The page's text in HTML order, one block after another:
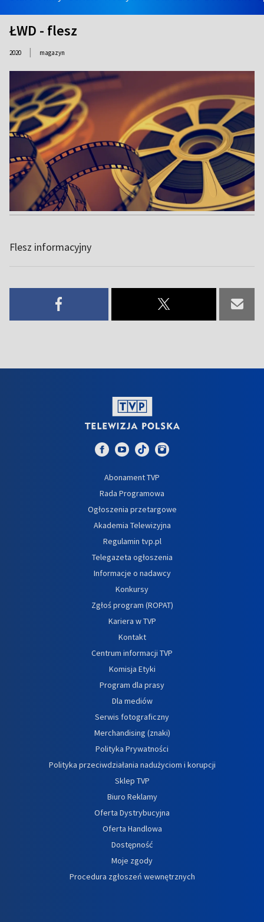
ŁWD - flesz
2020 | magazyn
Flesz informacyjny
Abonament TVP
Rada Programowa
Ogłoszenia przetargowe
Akademia Telewizyjna
Regulamin tvp.pl
Telegazeta ogłoszenia
Informacje o nadawcy
Konkursy
Zgłoś program (ROPAT)
Kariera w TVP
Kontakt
Centrum informacji TVP
Komisja Etyki
Program dla prasy
Dla mediów
Serwis fotograficzny
Merchandising (znaki)
Polityka Prywatności
Polityka przeciwdziałania nadużyciom i korupcji
Sklep TVP
Biuro Reklamy
Oferta Dystrybucyjna
Oferta Handlowa
Dostępność
Moje zgody
Procedura zgłoszeń wewnętrznych